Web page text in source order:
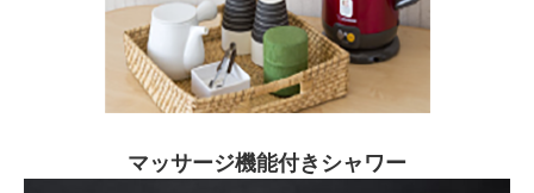
マッサージ機能付きシャワー